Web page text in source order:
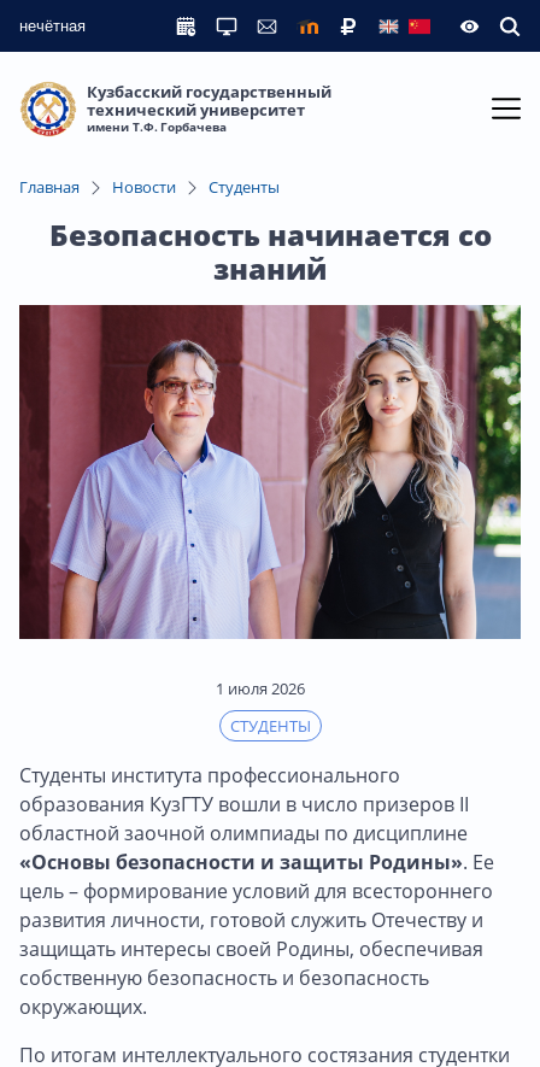
нечётная
Кузбасский государственный
технический университет
имени Т.Ф. Горбачева
Главная Новости Студенты
Безопасность начинается со
знаний
1 июля 2026
СТУДЕНТЫ
Студенты института профессионального
образования КузГТУ вошли в число призеров II
областной заочной олимпиады по дисциплине
«Основы безопасности и защиты Родины». Ее
цель – формирование условий для всестороннего
развития личности, готовой служить Отечеству и
защищать интересы своей Родины, обеспечивая
собственную безопасность и безопасность
окружающих.
По итогам интеллектуального состязания студентки